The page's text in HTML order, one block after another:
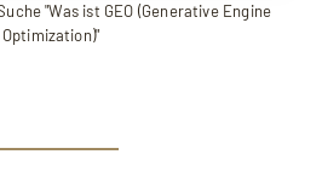
"Was ist GEO (Generative Engine
Optimization)"